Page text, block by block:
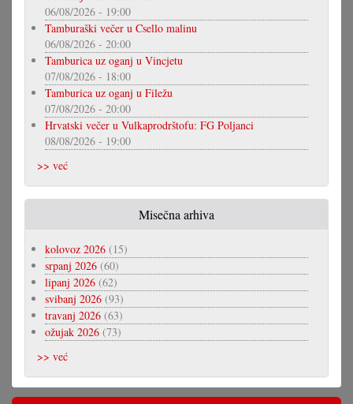
06/08/2026 - 19:00
Tamburaški večer u Csello malinu
06/08/2026 - 20:00
Tamburica uz oganj u Vincjetu
07/08/2026 - 18:00
Tamburica uz oganj u Filežu
07/08/2026 - 20:00
Hrvatski večer u Vulkaprodrštofu: FG Poljanci
08/08/2026 - 19:00
>> već
Misečna arhiva
kolovoz 2026 (15)
srpanj 2026 (60)
lipanj 2026 (62)
svibanj 2026 (93)
travanj 2026 (63)
ožujak 2026 (73)
>> već